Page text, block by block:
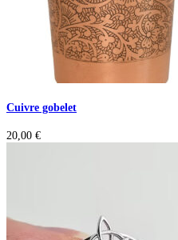
Cuivre gobelet
20,00 €